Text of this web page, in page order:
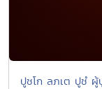
ปูชโก ลภเต ปูชํ ผู้